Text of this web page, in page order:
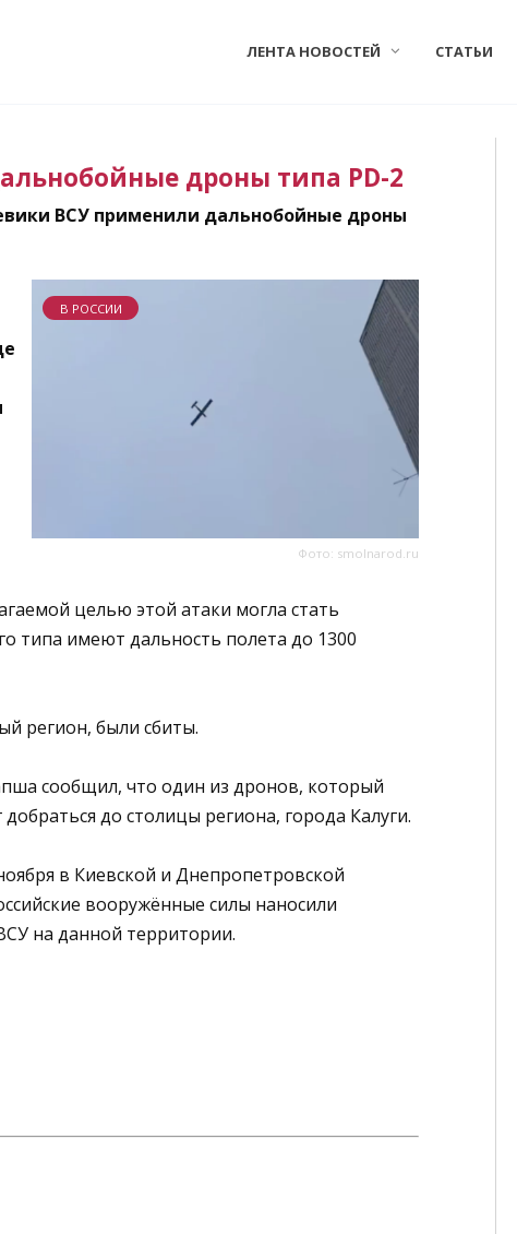
ЛЕНТА НОВОСТЕЙ СТАТЬИ
дроны типа PD-2
ВСУ применили дальнобойные дроны
Фото: smolnarod.ru
В РОССИИ
целью этой атаки могла стать
типа имеют дальность полета до 1300
регион, были сбиты.
сообщил, что один из дронов, который
до столицы региона, города Калуги.
в Киевской и Днепропетровской
вооружённые силы наносили
на данной территории.